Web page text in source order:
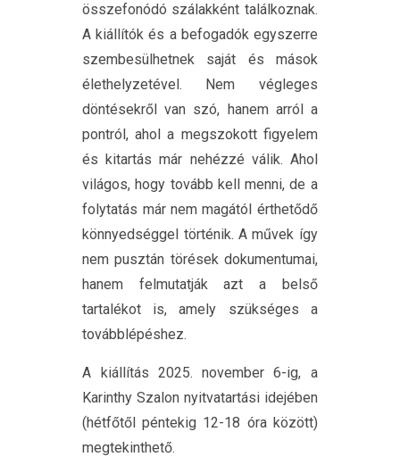
összefonódó szálakként találkoznak.
A kiállítók és a befogadók egyszerre
szembesülhetnek saját és mások
élethelyzetével. Nem végleges
döntésekről van szó, hanem arról a
pontról, ahol a megszokott figyelem
és kitartás már nehézzé válik. Ahol
világos, hogy tovább kell menni, de a
folytatás már nem magától érthetődő
könnyedséggel történik. A művek így
nem pusztán törések dokumentumai,
hanem felmutatják azt a belső
tartalékot is, amely szükséges a
továbblépéshez.
A kiállítás 2025. november 6-ig, a
Karinthy Szalon nyitvatartási idejében
(hétfőtől péntekig 12-18 óra között)
megtekinthető.